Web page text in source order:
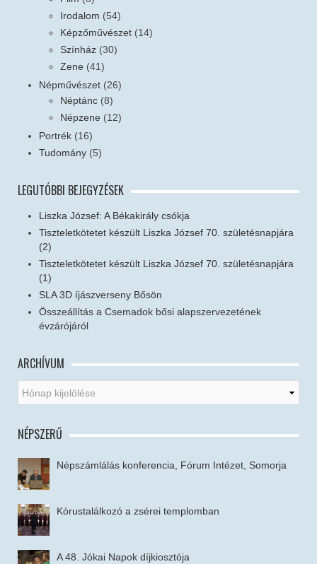
Irodalom (54)
Képzőművészet (14)
Színház (30)
Zene (41)
Népművészet (26)
Néptánc (8)
Népzene (12)
Portrék (16)
Tudomány (5)
LEGUTÓBBI BEJEGYZÉSEK
Liszka József: A Békakirály csókja
Tiszteletkötetet készült Liszka József 70. születésnapjára
(2)
Tiszteletkötetet készült Liszka József 70. születésnapjára
(1)
SLA 3D íjászverseny Bősön
Összeállítás a Csemadok bősi alapszervezetének
évzárójáról
ARCHÍVUM
NÉPSZERŰ
Népszámlálás konferencia, Fórum Intézet, Somorja
Kórustalálkozó a zsérei templomban
A 48. Jókai Napok díjkiosztója